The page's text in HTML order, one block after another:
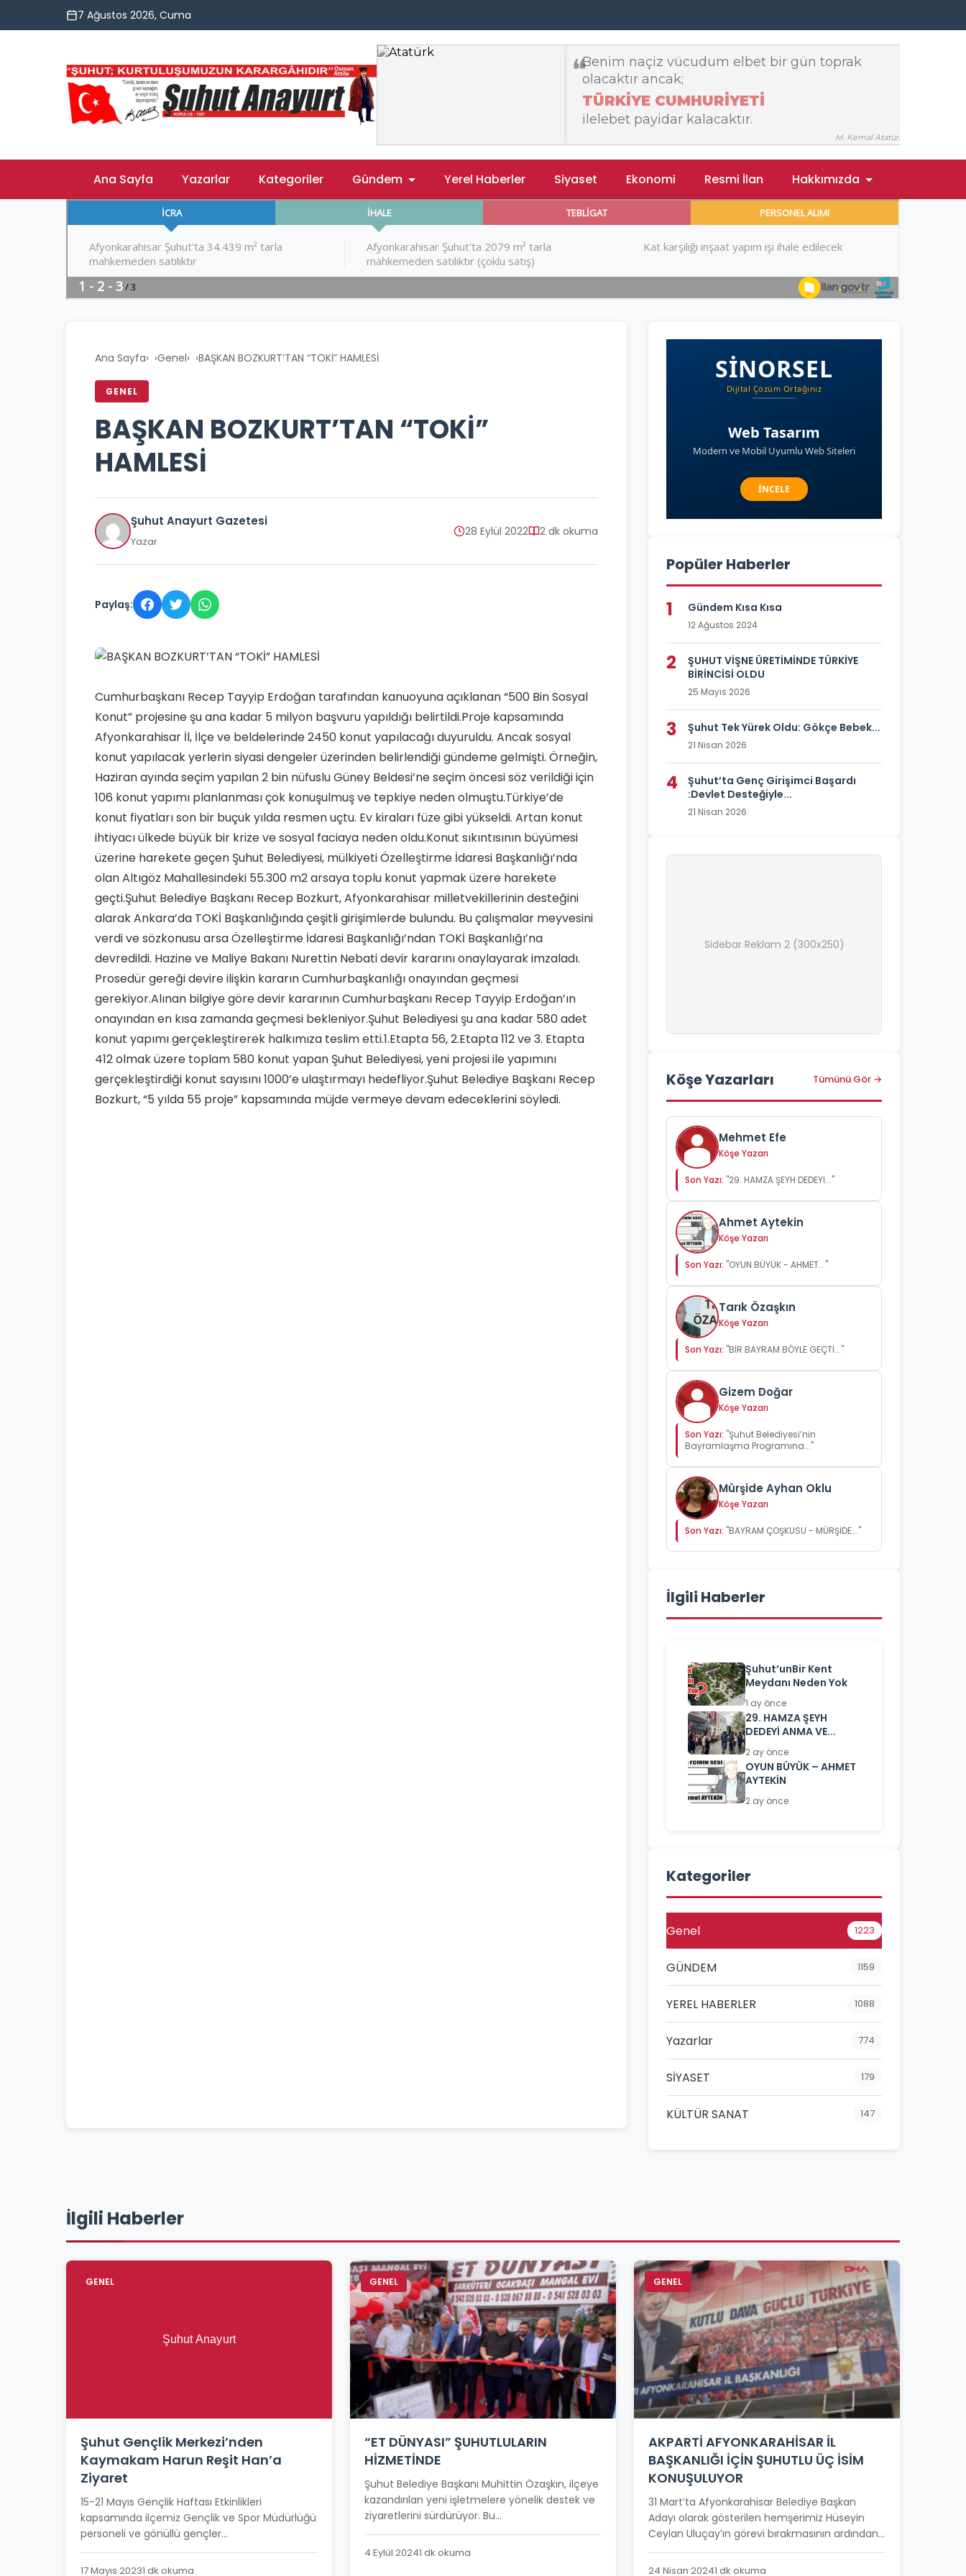
7 Ağustos 2026, Cuma
Ana Sayfa Yazarlar Kategoriler Gündem Yerel Haberler Siyaset Ekonomi Resmi İlan Hakkımızda
Ana Sayfa› Genel› BAŞKAN BOZKURT’TAN “TOKİ” HAMLESİ
GENEL
BAŞKAN BOZKURT’TAN “TOKİ”
HAMLESİ
Şuhut Anayurt Gazetesi
Yazar
28 Eylül 2022 2 dk okuma
Paylaş:
Cumhurbaşkanı Recep Tayyip Erdoğan tarafından kanuoyuna açıklanan “500 Bin Sosyal
Konut” projesine şu ana kadar 5 milyon başvuru yapıldığı belirtildi.Proje kapsamında
Afyonkarahisar İl, İlçe ve beldelerinde 2450 konut yapılacağı duyuruldu. Ancak sosyal
konut yapılacak yerlerin siyasi dengeler üzerinden belirlendiği gündeme gelmişti. Örneğin,
Haziran ayında seçim yapılan 2 bin nüfuslu Güney Beldesi’ne seçim öncesi söz verildiği için
106 konut yapımı planlanması çok konuşulmuş ve tepkiye neden olmuştu.Türkiye’de
konut fiyatları son bir buçuk yılda resmen uçtu. Ev kiraları füze gibi yükseldi. Artan konut
ihtiyacı ülkede büyük bir krize ve sosyal faciaya neden oldu.Konut sıkıntısının büyümesi
üzerine harekete geçen Şuhut Belediyesi, mülkiyeti Özelleştirme İdaresi Başkanlığı’nda
olan Altıgöz Mahallesindeki 55.300 m2 arsaya toplu konut yapmak üzere harekete
geçti.Şuhut Belediye Başkanı Recep Bozkurt, Afyonkarahisar milletvekillerinin desteğini
alarak Ankara’da TOKİ Başkanlığında çeşitli girişimlerde bulundu. Bu çalışmalar meyvesini
verdi ve sözkonusu arsa Özelleştirme İdaresi Başkanlığı’ndan TOKİ Başkanlığı’na
devredildi. Hazine ve Maliye Bakanı Nurettin Nebati devir kararını onaylayarak imzaladı.
Prosedür gereği devire ilişkin kararın Cumhurbaşkanlığı onayından geçmesi
gerekiyor.Alınan bilgiye göre devir kararının Cumhurbaşkanı Recep Tayyip Erdoğan’ın
onayından en kısa zamanda geçmesi bekleniyor.Şuhut Belediyesi şu ana kadar 580 adet
konut yapımı gerçekleştirerek halkımıza teslim etti.1.Etapta 56, 2.Etapta 112 ve 3. Etapta
412 olmak üzere toplam 580 konut yapan Şuhut Belediyesi, yeni projesi ile yapımını
gerçekleştirdiği konut sayısını 1000’e ulaştırmayı hedefliyor.Şuhut Belediye Başkanı Recep
Bozkurt, “5 yılda 55 proje” kapsamında müjde vermeye devam edeceklerini söyledi.
Popüler Haberler
1 Gündem Kısa Kısa
12 Ağustos 2024
2
ŞUHUT VİŞNE ÜRETİMİNDE TÜRKİYE
BİRİNCİSİ OLDU
25 Mayıs 2026
3 Şuhut Tek Yürek Oldu: Gökçe Bebek...
21 Nisan 2026
4
Şuhut’ta Genç Girişimci Başardı
:Devlet Desteğiyle...
21 Nisan 2026
Sidebar Reklam 2 (300x250)
Köşe Yazarları Tümünü Gör →
Mehmet Efe
Köşe Yazarı
Son Yazı: "29. HAMZA ŞEYH DEDEYİ..."
Ahmet Aytekin
Köşe Yazarı
Son Yazı: "OYUN BÜYÜK - AHMET..."
Tarık Özaşkın
Köşe Yazarı
Son Yazı: "BİR BAYRAM BÖYLE GEÇTİ..."
Gizem Doğar
Köşe Yazarı
Son Yazı: "Şuhut Belediyesi’nin
Bayramlaşma Programına..."
Mürşide Ayhan Oklu
Köşe Yazarı
Son Yazı: "BAYRAM ÇOŞKUSU - MÜRŞİDE..."
İlgili Haberler
Şuhut’unBir Kent
Meydanı Neden Yok
1 ay önce
29. HAMZA ŞEYH
DEDEYİ ANMA VE...
2 ay önce
OYUN BÜYÜK – AHMET
AYTEKİN
2 ay önce
Kategoriler
Genel 1223
GÜNDEM 1159
YEREL HABERLER 1088
Yazarlar 774
SİYASET 179
KÜLTÜR SANAT 147
İlgili Haberler
GENEL
Şuhut Gençlik Merkezi’nden
Kaymakam Harun Reşit Han’a
Ziyaret
15-21 Mayıs Gençlik Haftası Etkinlikleri
kapsamında ilçemiz Gençlik ve Spor Müdürlüğü
personeli ve gönüllü gençler...
17 Mayıs 20231 dk okuma
GENEL
“ET DÜNYASI” ŞUHUTLULARIN
HİZMETİNDE
Şuhut Belediye Başkanı Muhittin Özaşkın, ilçeye
kazandırılan yeni işletmelere yönelik destek ve
ziyaretlerini sürdürüyor. Bu...
4 Eylül 20241 dk okuma
GENEL
AKPARTİ AFYONKARAHİSAR İL
BAŞKANLIĞI İÇİN ŞUHUTLU ÜÇ İSİM
KONUŞULUYOR
31 Mart’ta Afyonkarahisar Belediye Başkan
Adayı olarak gösterilen hemşerimiz Hüseyin
Ceylan Uluçay’ın görevi bırakmasının ardından...
24 Nisan 20241 dk okuma